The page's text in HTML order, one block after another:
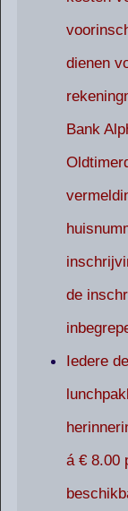
dienen
Bank
de
Iedere
á € 8.00